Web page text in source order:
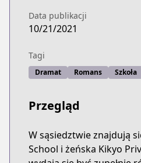
Data publikacji
10/21/2021
Tagi
Dramat Romans Szkoła
Przegląd
W sąsiedztwie znajdują
School i żeńska Kikyo